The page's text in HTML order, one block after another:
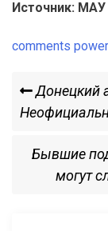
Источник:
comments
Previous
Post
Донецкий
Next
Бывшие
могут